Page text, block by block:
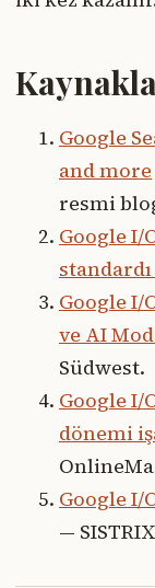
Google
and more
resmi
Google I/
Google I/
ve AI
Südwest.
Google I/
dönemi
Google I/
—